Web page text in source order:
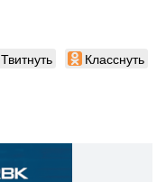
Твитнуть Класснуть